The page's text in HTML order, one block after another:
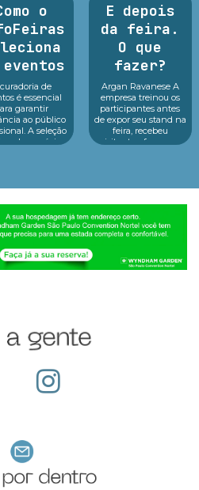
o
de
é essencial
garantir
ao público
A seleção
de negócios
E depois
da feira.
O que
fazer?
Argan Ravanese A
empresa treinou os
participantes antes
de expor seu stand na
feira, recebeu
visitantes, fez o seu